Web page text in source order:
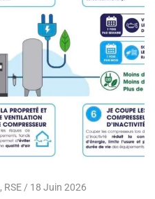
, RSE 18 Juin 2026